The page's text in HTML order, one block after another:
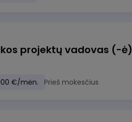
projektų vadovas (-ė)
€/mėn. Prieš mokesčius